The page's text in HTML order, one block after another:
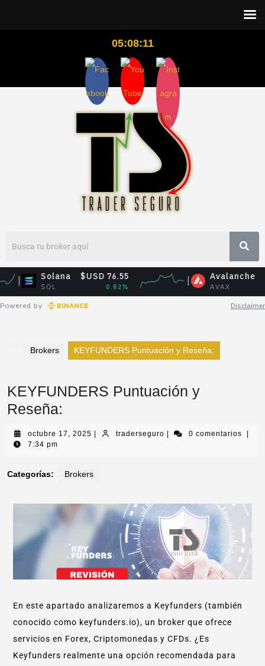
05:08:12
Solana
SOL
$USD 76.55 Avalanche
AVAX
$USD
Powered by Disclaimer
Brokers KEYFUNDERS Puntuación y Reseña:
KEYFUNDERS Puntuación y
Reseña:
octubre 17, 2025 traderseguro 0 comentarios
7:34 pm
Categorías: Brokers
En este apartado analizaremos a Keyfunders (también
conocido como keyfunders.io), un broker que ofrece
servicios en Forex, Criptomonedas y CFDs. ¿Es
Keyfunders realmente una opción recomendada para